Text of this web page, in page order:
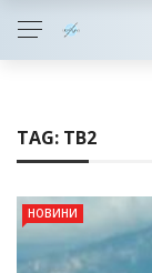
TAG: TB2
НОВИНИ